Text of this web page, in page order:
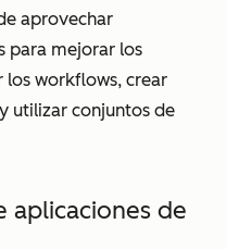
aprovechar
para mejorar los
los workflows, crear
utilizar conjuntos de
aplicaciones de